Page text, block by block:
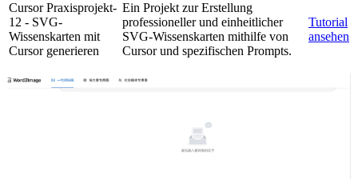
Cursor Praxisprojekt-
12 - SVG-
Wissenskarten mit
Cursor generieren
Ein Projekt zur Erstellung
professioneller und einheitlicher
SVG-Wissenskarten mithilfe von
Cursor und spezifischen Prompts.
Tutorial
ansehen